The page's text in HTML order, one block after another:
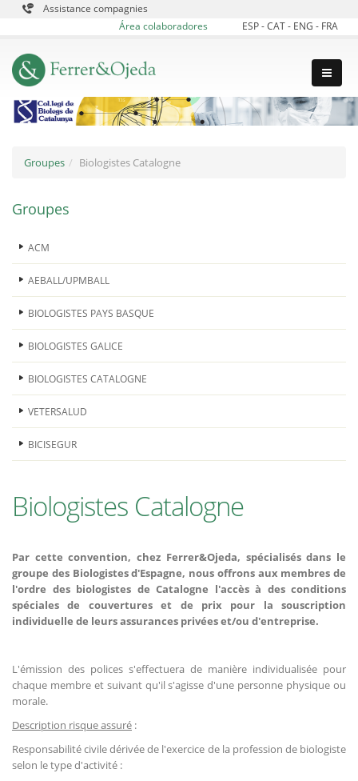
Assistance compagnies
Área colaboradores
ESP-CAT- ENG - FRA
Groupes Biologistes Catalogne
Groupes
ACM
AEBALL/UPMBALL
BIOLOGISTES PAYS BASQUE
BIOLOGISTES GALICE
BIOLOGISTES CATALOGNE
VETERSALUD
BICISEGUR
Biologistes Catalogne
Par cette convention, chez Ferrer&Ojeda, spécialisés dans le
groupe des Biologistes d'Espagne, nous offrons aux membres de
l'ordre des biologistes de Catalogne l'accès à des conditions
spéciales de couvertures et de prix pour la souscription
individuelle de leurs assurances privées et/ou d'entreprise.
L'émission des polices s'effectuera de manière individualisée pour
chaque membre et suivant qu'il s'agisse d'une personne physique ou
morale.
Description risque assuré :
Responsabilité civile dérivée de l'exercice de la profession de biologiste
selon le type d'activité :